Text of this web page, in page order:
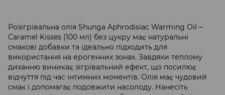
Розігрівальна олія Shunga Aphrodisiac Warming Oil –
Caramel Kisses (100 мл) без цукру має натуральні
смакові добавки та ідеально підходить для
використання на ерогенних зонах. Завдяки теплому
диханню виникає зігрівальний ефект, що посилює
відчуття під час інтимних моментів. Олія має чудовий
смак і допомагає подовжити насолоду. Нанесіть